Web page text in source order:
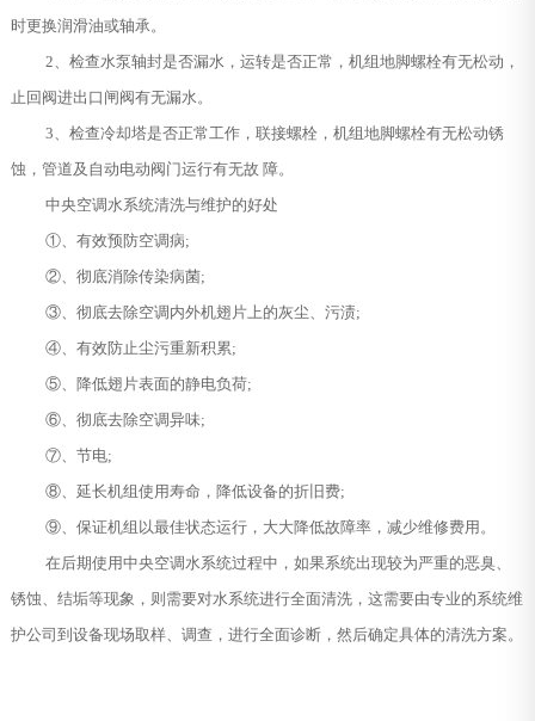
时更换润滑油或轴承。
2、检查水泵轴封是否漏水，运转是否正常，机组地脚螺栓有无松动，
止回阀进出口闸阀有无漏水。
3、检查冷却塔是否正常工作，联接螺栓，机组地脚螺栓有无松动锈
蚀，管道及自动电动阀门运行有无故 障。
中央空调水系统清洗与维护的好处
①、有效预防空调病;
②、彻底消除传染病菌;
③、彻底去除空调内外机翅片上的灰尘、污渍;
④、有效防止尘污重新积累;
⑤、降低翅片表面的静电负荷;
⑥、彻底去除空调异味;
⑦、节电;
⑧、延长机组使用寿命，降低设备的折旧费;
⑨、保证机组以最佳状态运行，大大降低故障率，减少维修费用。
在后期使用中央空调水系统过程中，如果系统出现较为严重的恶臭、
锈蚀、结垢等现象，则需要对水系统进行全面清洗，这需要由专业的系统维
护公司到设备现场取样、调查，进行全面诊断，然后确定具体的清洗方案。